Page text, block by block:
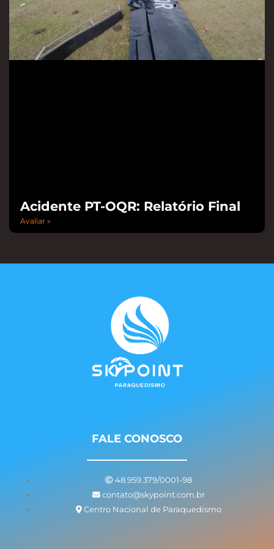
Acidente PT-OQR: Relatório Final
Avaliar »
FALE CONOSCO
48.959.379/0001-98
contato@skypoint.com.br
Centro Nacional de Paraquedismo